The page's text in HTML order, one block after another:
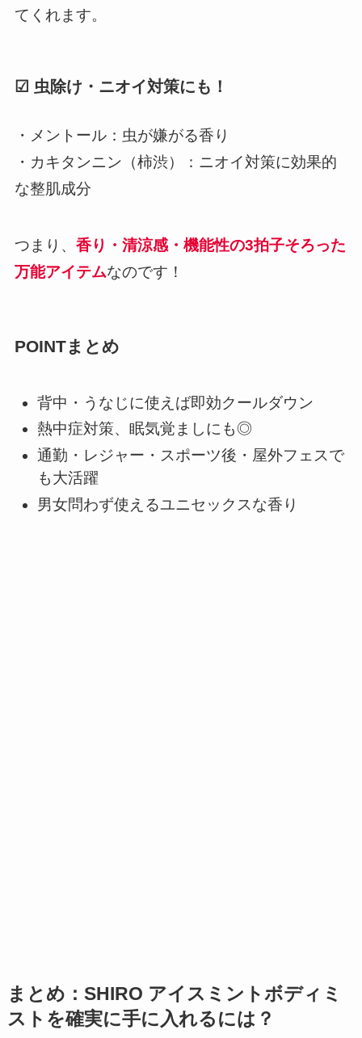
てくれます。
☑ 虫除け・ニオイ対策にも！
・メントール：虫が嫌がる香り
・カキタンニン（柿渋）：ニオイ対策に効果的
な整肌成分
つまり、 香り・清涼感・機能性の3拍子そろった
万能アイテムなのです！
POINTまとめ
背中・うなじに使えば即効クールダウン
熱中症対策、眠気覚ましにも◎
通勤・レジャー・スポーツ後・屋外フェスで
も大活躍
男女問わず使えるユニセックスな香り
まとめ：SHIRO アイスミントボディミ
ストを確実に手に入れるには？